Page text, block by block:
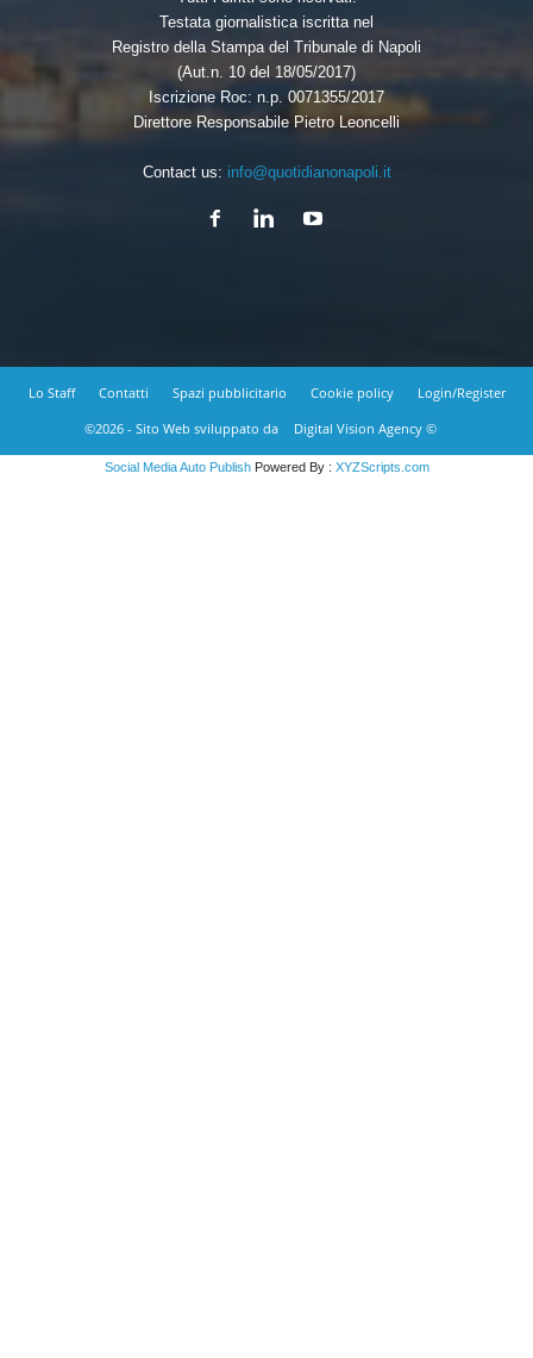
Testata giornalistica iscritta nel
Registro della Stampa del Tribunale di Napoli
(Aut.n. 10 del 18/05/2017)
Iscrizione Roc: n.p. 0071355/2017
Direttore Responsabile Pietro Leoncelli
Contact us: info@quotidianonapoli.it
Lo Staff Contatti Spazi pubblicitario Cookie policy
Login/Register
©2026 - Sito Web sviluppato da
Digital Vision Agency ©
Social Media Auto PublishPowered By : XYZScripts.com